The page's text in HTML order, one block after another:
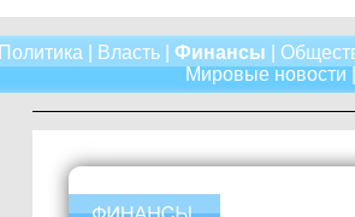
Политика Власть| Финансы
Мировые новости